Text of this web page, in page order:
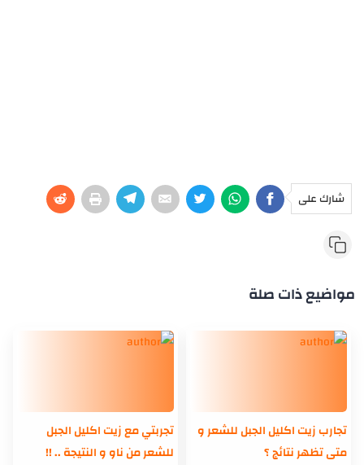
شارك على
مواضيع ذات صلة
تجارب زيت اكليل الجبل للشعر و
متى تظهر نتائج ؟
تجربتي مع زيت اكليل الجبل
للشعر من ناو و النتيجة .. !!